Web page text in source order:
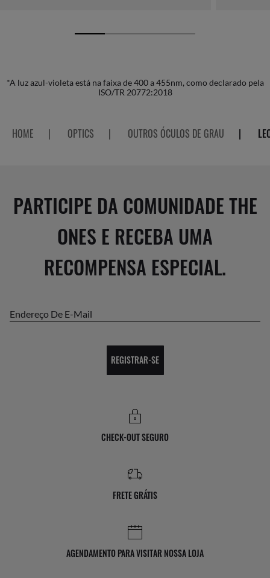
*A luz azul-violeta está na faixa de 400 a 455nm, como declarado pela
ISO/TR 20772:2018
HOME | OPTICS | OUTROS ÓCULOS DE GRAU |
PARTICIPE DA COMUNIDADE THE
ONES E RECEBA UMA
RECOMPENSA ESPECIAL.
Endereço De E-Mail
REGISTRAR-SE
CHECK-OUT SEGURO
FRETE GRÁTIS
AGENDAMENTO PARA VISITAR NOSSA LOJA